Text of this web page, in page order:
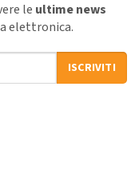
le ultime news
elettronica.
ISCRIVITI